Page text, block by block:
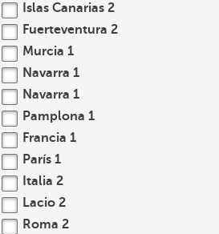
Islas Canarias 2
Fuerteventura 2
Murcia 1
Navarra 1
Navarra 1
Pamplona 1
Francia 1
París 1
Italia 2
Lacio 2
Roma 2